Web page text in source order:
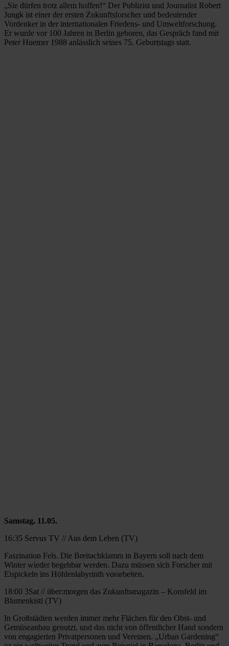
„Sie dürfen trotz allem hoffen!“ Der Publizist und Journalist Robert
Jungk ist einer der ersten Zukunftsforscher und bedeutender
Vordenker in der internationalen Friedens- und Umweltforschung.
Er wurde vor 100 Jahren in Berlin geboren, das Gespräch fand mit
Peter Huemer 1988 anlässlich seines 75. Geburtstags statt.
Samstag, 11.05.
16:35 Servus TV // Aus dem Leben (TV)
Faszination Fels. Die Breitachklamm in Bayern soll nach dem
Winter wieder begehbar werden. Dazu müssen sich Forscher mit
Eispickeln ins Höhlenlabyrinth vorarbeiten.
18:00 3Sat // über:morgen das Zukunftsmagazin – Kornfeld im
Blumenkistl (TV)
In Großstädten werden immer mehr Flächen für den Obst- und
Gemüseanbau genutzt, und das nicht von öffentlicher Hand sondern
von engagierten Privatpersonen und Vereinen. „Urban Gardening“